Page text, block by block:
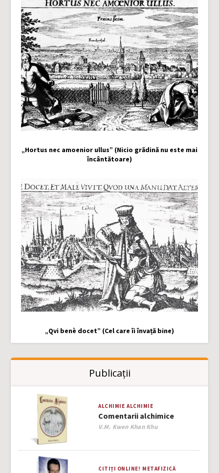
„Hortus nec amoenior ullus” (Nicio grădină nu este mai
încântătoare)
„Qvi benè docet” (Cel care îi învață bine)
Publicații
ALCHIMIE ALCHIMIE
Comentarii alchimice
Author
V.M. Kwen Khan Khu
CITIȚI ONLINE! METAFIZICĂ